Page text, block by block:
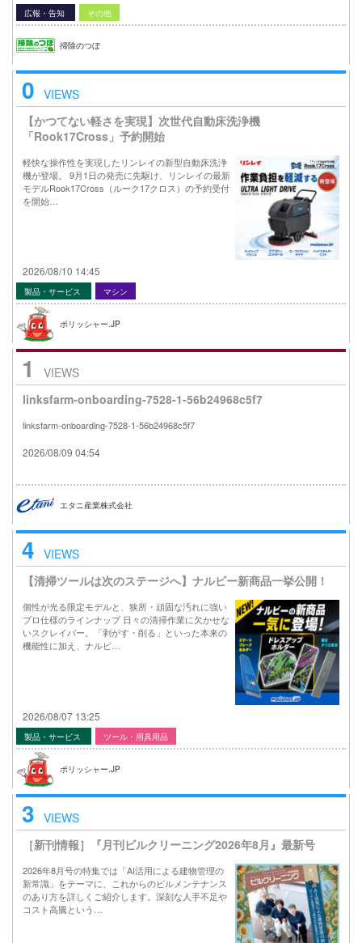
広報・告知 その他
掃除のつぼ
0 VIEWS
【かつてない軽さを実現】次世代自動床洗浄機
「Rook17Cross」予約開始
軽快な操作性を実現したリンレイの新型自動床洗浄
機が登場。 9月1日の発売に先駆け、リンレイの最新
モデルRook17Cross（ルーク17クロス）の予約受付
を開始…
2026/08/10 14:45
製品・サービス マシン
ポリッシャー.JP
1
VIEWS
linksfarm-onboarding-7528-1-56b24968c5f7
linksfarm-onboarding-7528-1-56b24968c5f7
2026/08/09 04:54
エタニ産業株式会社
4 VIEWS
【清掃ツールは次のステージへ】ナルビー新商品一挙公開！
個性が光る限定モデルと、狭所・頑固な汚れに強い
プロ仕様のラインナップ 日々の清掃作業に欠かせな
いスクレイパー。「剥がす・削る」といった本来の
機能性に加え、ナルビ…
2026/08/07 13:25
製品・サービス ツール・用具用品
ポリッシャー.JP
3 VIEWS
［新刊情報］『月刊ビルクリーニング2026年8月』最新号
2026年8月号の特集では「AI活用による建物管理の
新常識」をテーマに、これからのビルメンテナンス
のあり方を詳しくご紹介します。深刻な人手不足や
コスト高騰という…